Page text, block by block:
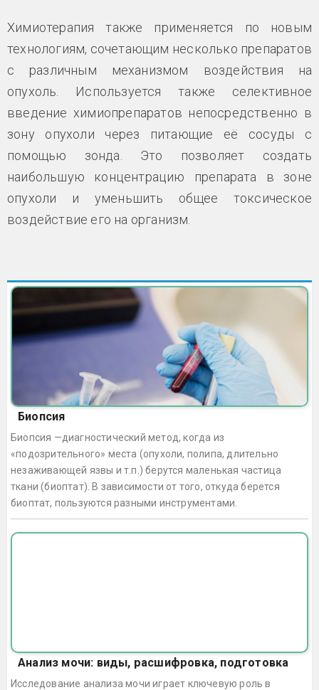
Химиотерапия также применяется по новым
технологиям, сочетающим несколько препаратов
с различным механизмом воздействия на
опухоль. Используется также селективное
введение химиопрепаратов непосредственно в
зону опухоли через питающие её сосуды с
помощью зонда. Это позволяет создать
наибольшую концентрацию препарата в зоне
опухоли и уменьшить общее токсическое
воздействие его на организм.
Биопсия
Биопсия —диагностический метод, когда из
«подозрительного» места (опухоли, полипа, длительно
незаживающей язвы и т.п.) берутся маленькая частица
ткани (биоптат). В зависимости от того, откуда берется
биоптат, пользуются разными инструментами.
Анализ мочи: виды, расшифровка, подготовка
Исследование анализа мочи играет ключевую роль в